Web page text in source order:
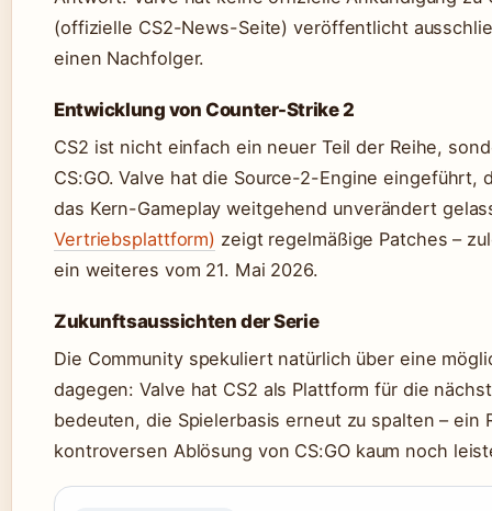
(offizielle CS2-News-Seite) veröffentlicht
einen Nachfolger.
Entwicklung von Counter-Strike 2
CS2 ist nicht einfach ein neuer Teil der Reihe,
CS:GO. Valve hat die Source-2-Engine
das Kern-Gameplay weitgehend unverändert
Vertriebsplattform) zeigt regelmäßige Patches –
ein weiteres vom 21. Mai 2026.
Zukunftsaussichten der Serie
Die Community spekuliert natürlich über eine
dagegen: Valve hat CS2 als Plattform für die
bedeuten, die Spielerbasis erneut zu spalten – ein
kontroversen Ablösung von CS:GO kaum noch